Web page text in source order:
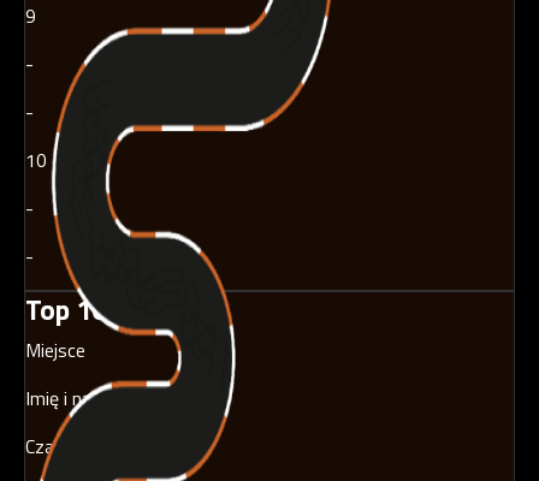
9
-
-
10
-
-
Top 10 - Miesiąc
Miejsce
Imię i nazwisko
Czas